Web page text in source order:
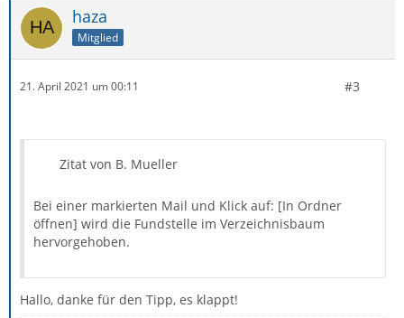
haza
Mitglied
21. April 2021 um 00:11 #3
Zitat von B. Mueller
Bei einer markierten Mail und Klick auf: [In Ordner
öffnen] wird die Fundstelle im Verzeichnisbaum
hervorgehoben.
Hallo, danke für den Tipp, es klappt!